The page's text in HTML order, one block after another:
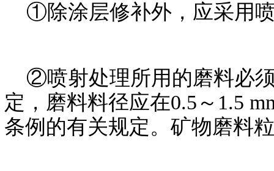
①除涂层修补外，应采用
②喷射处理所用的磨料必须
定，磨料料径应在0.5～1.5
条例的有关规定。矿物磨料